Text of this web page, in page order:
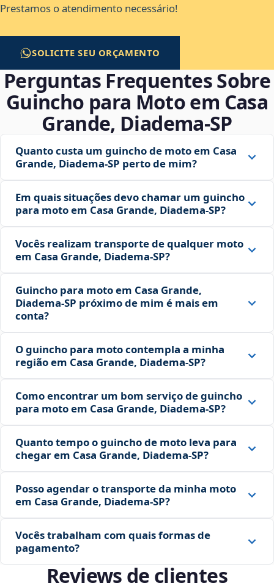
Prestamos o atendimento necessário!
SOLICITE SEU ORÇAMENTO
Perguntas Frequentes Sobre
Guincho para Moto em Casa
Grande, Diadema‑SP
Quanto custa um guincho de moto em Casa
Grande, Diadema‑SP perto de mim?
Em quais situações devo chamar um guincho
para moto em Casa Grande, Diadema‑SP?
Vocês realizam transporte de qualquer moto
em Casa Grande, Diadema‑SP?
Guincho para moto em Casa Grande,
Diadema‑SP próximo de mim é mais em
conta?
O guincho para moto contempla a minha
região em Casa Grande, Diadema‑SP?
Como encontrar um bom serviço de guincho
para moto em Casa Grande, Diadema‑SP?
Quanto tempo o guincho de moto leva para
chegar em Casa Grande, Diadema‑SP?
Posso agendar o transporte da minha moto
em Casa Grande, Diadema‑SP?
Vocês trabalham com quais formas de
pagamento?
Reviews de clientes